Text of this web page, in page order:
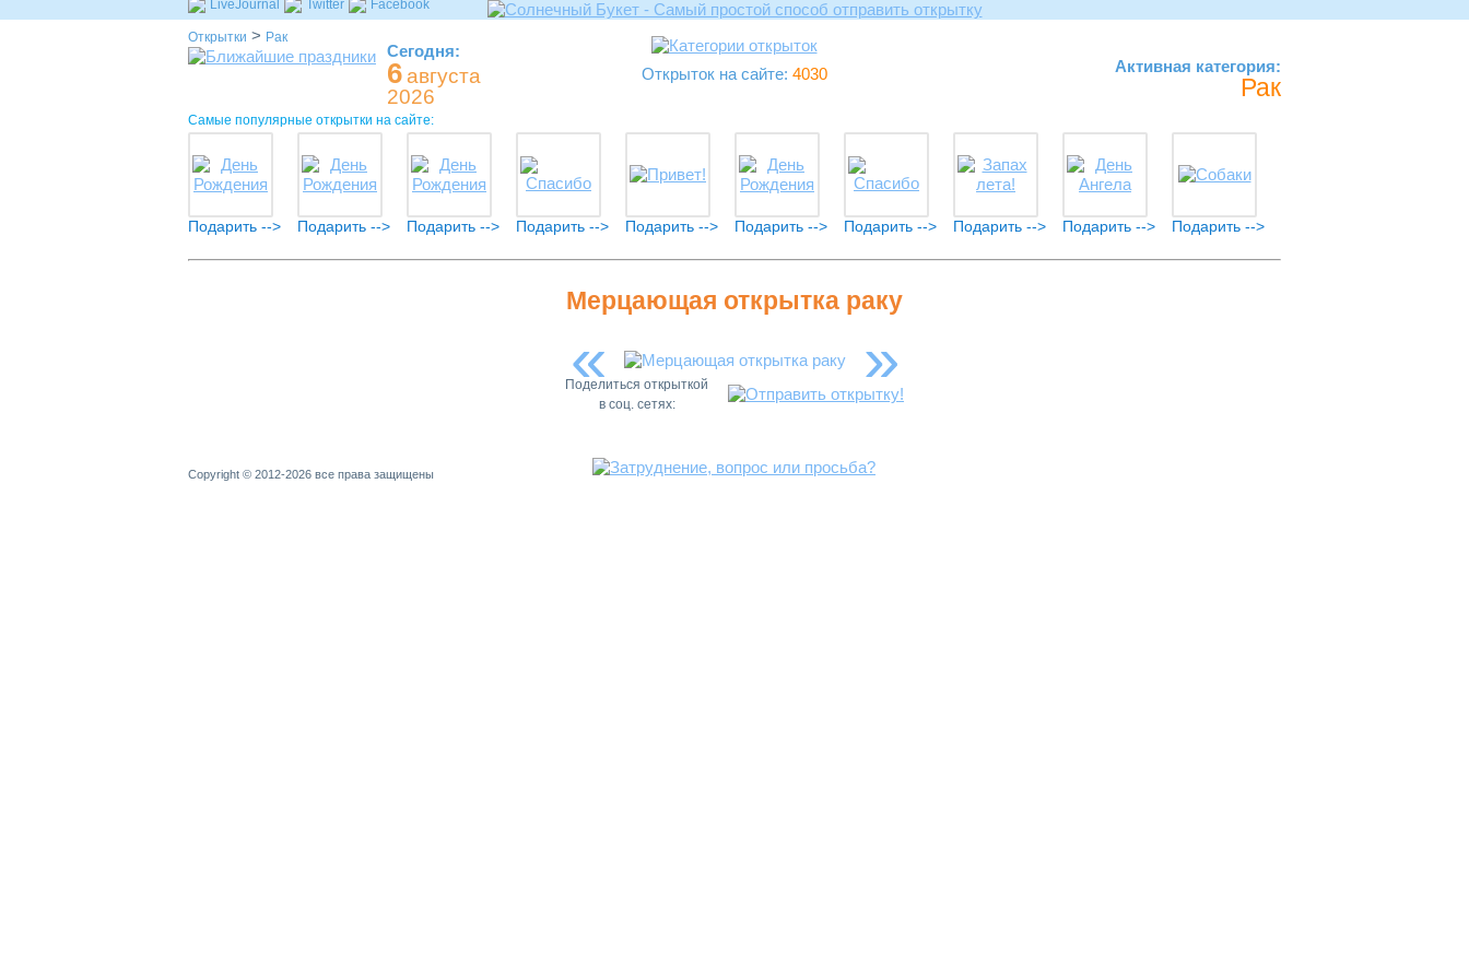
LiveJournal Twitter Facebook
Открытки > Рак
Сегодня:
6августа
2026
Открыток на сайте: 4030 Активная категория:
Рак
Самые популярные открытки на сайте:
Подарить --> Подарить --> Подарить --> Подарить --> Подарить --> Подарить --> Подарить --> Подарить --> Подарить --> Подарить -->
Мерцающая открытка раку
« »
Поделиться открыткой
в соц. сетях:
Copyright © 2012-2026 все права защищены